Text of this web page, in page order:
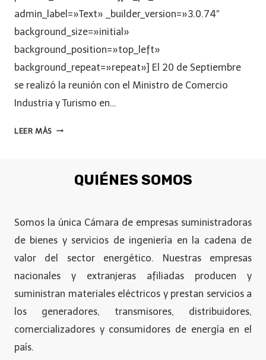
admin_label=»Text» _builder_version=»3.0.74″
background_size=»initial»
background_position=»top_left»
background_repeat=»repeat»] El 20 de Septiembre
se realizó la reunión con el Ministro de Comercio
Industria y Turismo en…
LEER MÁS
QUIÉNES SOMOS
Somos la única Cámara de empresas suministradoras
de bienes y servicios de ingeniería en la cadena de
valor del sector energético. Nuestras empresas
nacionales y extranjeras afiliadas producen y
suministran materiales eléctricos y prestan servicios a
los generadores, transmisores, distribuidores,
comercializadores y consumidores de energía en el
país.